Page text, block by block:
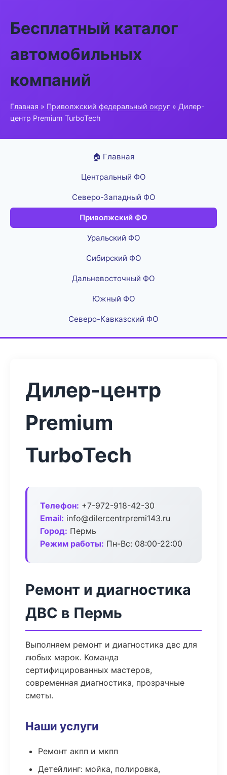
Бесплатный каталог
автомобильных
компаний
Главная » Приволжский федеральный округ » Дилер-
центр Premium TurboTech
🏠 Главная
Центральный ФО
Северо-Западный ФО
Приволжский ФО
Уральский ФО
Сибирский ФО
Дальневосточный ФО
Южный ФО
Северо-Кавказский ФО
Дилер-центр
Premium
TurboTech
Телефон: +7-972-918-42-30
Email: info@dilercentrpremi143.ru
Город: Пермь
Режим работы: Пн-Вс: 08:00-22:00
Ремонт и диагностика
ДВС в Пермь
Выполняем ремонт и диагностика двс для
любых марок. Команда
сертифицированных мастеров,
современная диагностика, прозрачные
сметы.
Наши услуги
Ремонт акпп и мкпп
Детейлинг: мойка, полировка,